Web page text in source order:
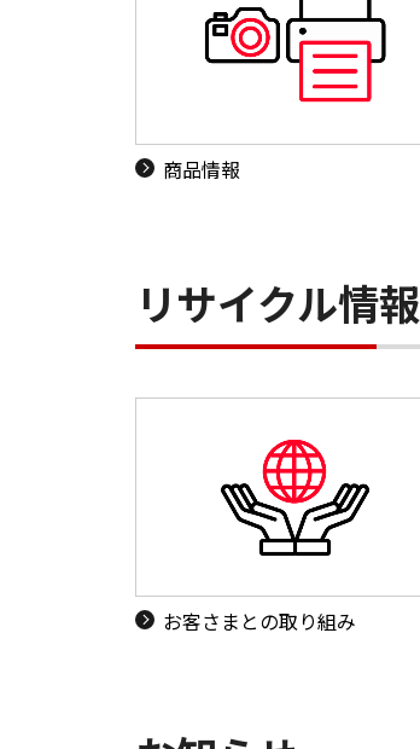
商品情報
リサイクル情報
お客さまとの取り組み